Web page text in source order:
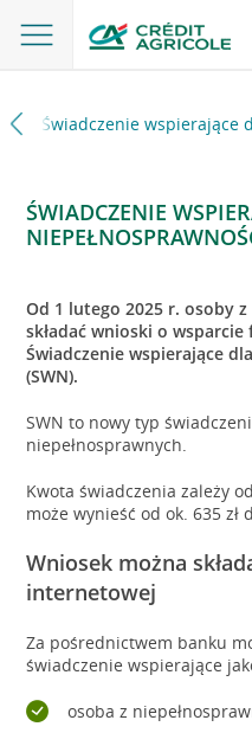
Świadczenie wspierające
ŚWIADCZENIE
Od 1 lutego 2025 r. osoby
składać wnioski o
Świadczenie wspierające
(SWN).
SWN to nowy typ
niepełnosprawnych.
Kwota świadczenia zależy
może wynieść od ok. 635 zł
Wniosek można
internetowej
Za pośrednictwem banku
świadczenie wspierające
osoba z